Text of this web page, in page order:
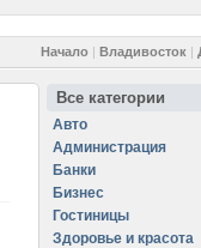
Начало | Владивосток |
Все категории
Авто
Администрация
Банки
Бизнес
Гостиницы
Здоровье и красота